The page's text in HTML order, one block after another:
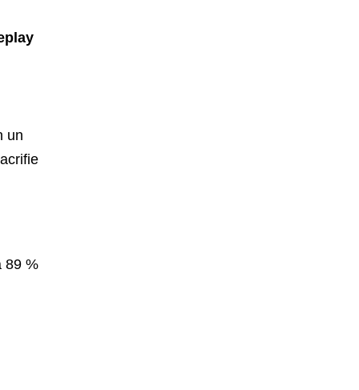
un
89 %